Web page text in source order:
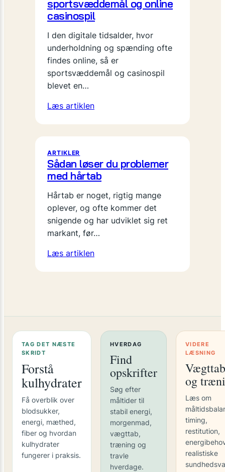
sportsvæddemål og online
casinospil
I den digitale tidsalder, hvor
underholdning og spænding ofte
findes online, så er
sportsvæddemål og casinospil
blevet en…
Læs artiklen
ARTIKLER
Sådan løser du problemer
med hårtab
Hårtab er noget, rigtig mange
oplever, og ofte kommer det
snigende og har udviklet sig ret
markant, før…
Læs artiklen
TAG DET NÆSTE
SKRIDT
Forstå
kulhydrater
Få overblik over
blodsukker,
energi, mæthed,
fiber og hvordan
kulhydrater
fungerer i praksis.
HVERDAG
Find
opskrifter
Søg efter
måltider til
stabil energi,
morgenmad,
vægttab,
træning og
travle
hverdage.
VIDERE
LÆSNING
Vægttab
og
Læs om
timing,
restitution,
realistiske